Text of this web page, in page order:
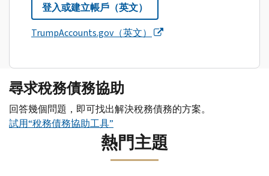
登入或建立帳戶（英文）
TrumpAccounts.gov（英文）
尋求稅務債務協助
回答幾個問題，即可找出解決稅務債務的方案。
試用“稅務債務協助工具”
熱門主題